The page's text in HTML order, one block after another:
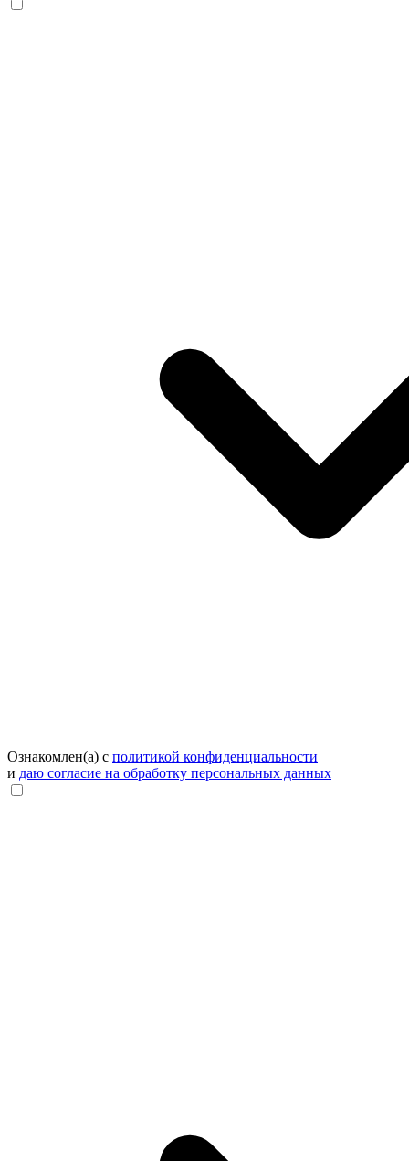
Ознакомлен(а) с политикой конфиденциальности
и даю согласие на обработку персональных данных